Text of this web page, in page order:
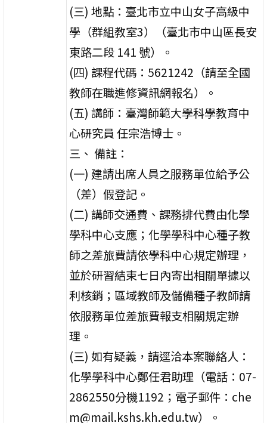
(三) 地點：臺北市立中山女子高級中
學（群組教室3）（臺北市中山區長安
東路二段 141 號）。
(四) 課程代碼：5621242（請至全國
教師在職進修資訊網報名）。
(五) 講師：臺灣師範大學科學教育中
心研究員 任宗浩博士。
三、 備註：
(一) 建請出席人員之服務單位給予公
（差）假登記。
(二) 講師交通費、課務排代費由化學
學科中心支應；化學學科中心種子教
師之差旅費請依學科中心規定辦理，
並於研習結束七日內寄出相關單據以
利核銷；區域教師及儲備種子教師請
依服務單位差旅費報支相關規定辦
理。
(三) 如有疑義，請逕洽本案聯絡人：
化學學科中心鄭任君助理（電話：07-
2862550分機1192；電子郵件：che
m@mail.kshs.kh.edu.tw）。